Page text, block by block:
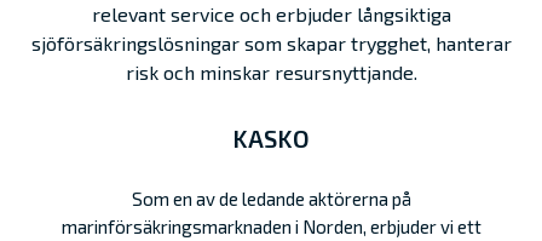
relevant service och erbjuder långsiktiga
sjöförsäkringslösningar som skapar trygghet, hanterar
risk och minskar resursnyttjande.
KASKO
Som en av de ledande aktörerna på
marinförsäkringsmarknaden i Norden, erbjuder vi ett